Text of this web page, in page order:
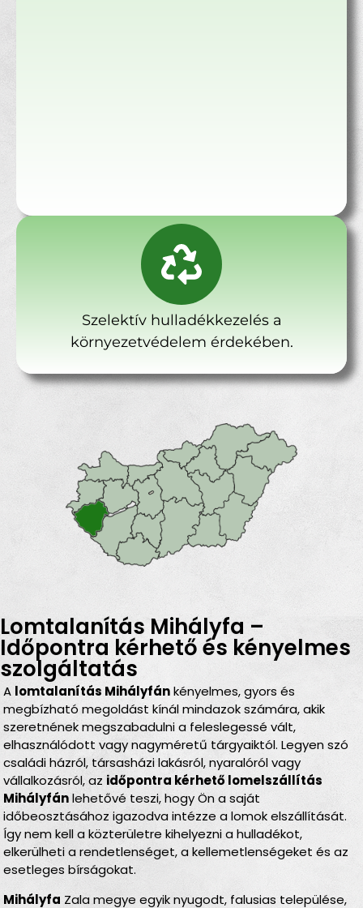
Szelektív hulladékkezelés a
környezetvédelem érdekében.
Lomtalanítás Mihályfa –
Időpontra kérhető és kényelmes
szolgáltatás
A lomtalanítás Mihályfánkényelmes, gyors és
megbízható megoldást kínál mindazok számára, akik
szeretnének megszabadulni a feleslegessé vált,
elhasználódott vagy nagyméretű tárgyaiktól. Legyen szó
családi házról, társasházi lakásról, nyaralóról vagy
vállalkozásról, az időpontra kérhető lomelszállítás
Mihályfánlehetővé teszi, hogy Ön a saját
időbeosztásához igazodva intézze a lomok elszállítását.
Így nem kell a közterületre kihelyezni a hulladékot,
elkerülheti a rendetlenséget, a kellemetlenségeket és az
esetleges bírságokat.
Mihályfa Zala megye egyik nyugodt, falusias települése,